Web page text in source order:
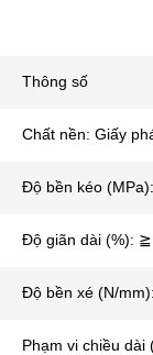
Thông số
Chất nền: Giấy
Độ bền kéo
Độ giãn dài (%):
Độ bền xé (N/
Phạm vi chiều dài